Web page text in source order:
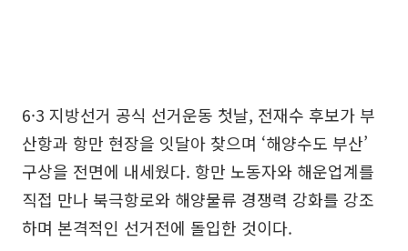
6·3 지방선거 공식 선거운동 첫날, 전재수 후보가 부
산항과 항만 현장을 잇달아 찾으며 ‘해양수도 부산’
구상을 전면에 내세웠다. 항만 노동자와 해운업계를
직접 만나 북극항로와 해양물류 경쟁력 강화를 강조
하며 본격적인 선거전에 돌입한 것이다.